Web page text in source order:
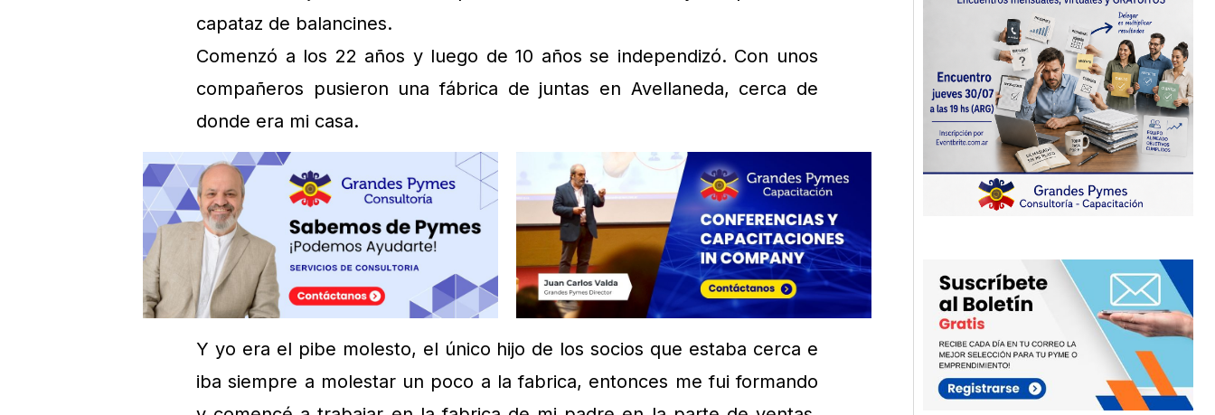
capataz de balancines.
Comenzó a los 22 años y luego de 10 años se independizó. Con unos
compañeros pusieron una fábrica de juntas en Avellaneda, cerca de
donde era mi casa.
Y yo era el pibe molesto, el único hijo de los socios que estaba cerca e
iba siempre a molestar un poco a la fabrica, entonces me fui formando